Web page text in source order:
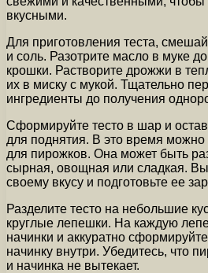
вкусными.
Для приготовления теста,
и соль. Разотрите масло в муке
крошки. Растворите дрожжи в
их в миску с мукой. Тщательно
ингредиенты до получения
Сформируйте тесто в шар и
для поднятия. В это время можно
для пирожков. Она может быть
сырная, овощная или сладкая.
своему вкусу и подготовьте ее
Разделите тесто на небольшие
круглые лепешки. На каждую
начинки и аккуратно
начинку внутри. Убедитесь, что
и начинка не вытекает.